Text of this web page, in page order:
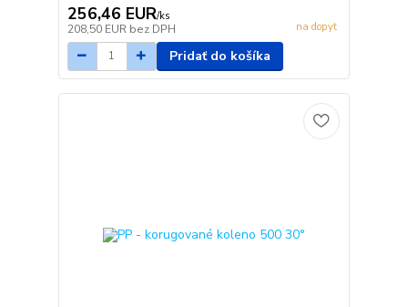
256,46 EUR/ks
208,50 EUR bez DPH na dopyt
Pridať do košíka